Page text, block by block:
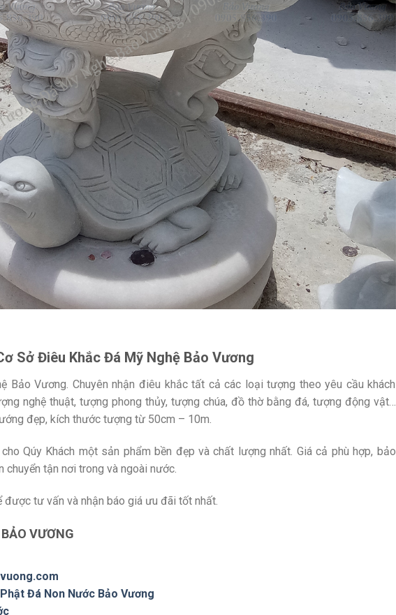
Sở Điêu Khắc Đá Mỹ Nghệ Bảo Vương
Bảo Vương. Chuyên nhận điêu khắc tất cả các loại tượng theo yêu cầu khách
nghệ thuật, tượng phong thủy, tượng chúa, đồ thờ bằng đá, tượng động vật…
đẹp, kích thước tượng từ 50cm – 10m.
Qúy Khách một sản phẩm bền đẹp và chất lượng nhất. Giá cả phù hợp, bảo
chuyển tận nơi trong và ngoài nước.
được tư vấn và nhận báo giá ưu đãi tốt nhất.
VƯƠNG
Đá Non Nước Bảo Vương